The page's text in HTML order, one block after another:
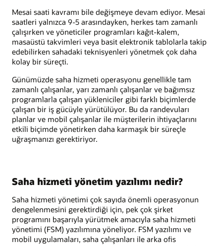
Mesai saati kavramı bile değişmeye devam ediyor. Mesai
saatleri yalnızca 9-5 arasındayken, herkes tam zamanlı
çalışırken ve yöneticiler programları kağıt-kalem,
masaüstü takvimleri veya basit elektronik tablolarla takip
edebilirken sahadaki teknisyenleri yönetmek çok daha
kolay bir süreçti.
Günümüzde saha hizmeti operasyonu genellikle tam
zamanlı çalışanlar, yarı zamanlı çalışanlar ve bağımsız
programlarla çalışan yükleniciler gibi farklı biçimlerde
çalışan bir iş gücüyle yürütülüyor. Bu da randevuları
planlar ve mobil çalışanlar ile müşterilerin ihtiyaçlarını
etkili biçimde yönetirken daha karmaşık bir süreçle
uğraşmanızı gerektiriyor.
Saha hizmeti yönetim yazılımı nedir?
Saha hizmeti yönetimi çok sayıda önemli operasyonun
dengelenmesini gerektirdiği için, pek çok şirket
programını başarıyla yürütmek amacıyla saha hizmeti
yönetimi (FSM) yazılımına yöneliyor. FSM yazılımı ve
mobil uygulamaları, saha çalışanları ile arka ofis